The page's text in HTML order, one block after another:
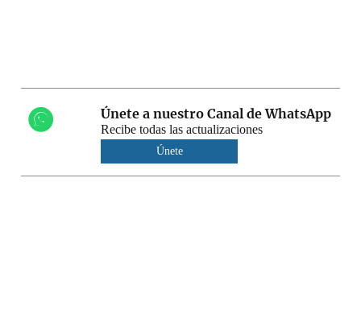
Únete a nuestro Canal de WhatsApp
Recibe todas las actualizaciones
Únete